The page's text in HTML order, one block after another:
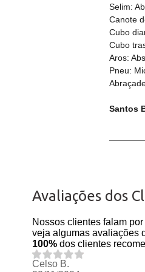
Selim:
Canote
Cubo
Cubo
Aros:
Pneu:
Santos
Avaliações dos
Nossos clientes falam por
veja algumas avaliações
100% dos clientes
Celso B.